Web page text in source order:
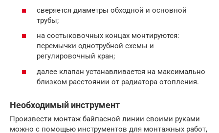
сверяется диаметры обходной и основной
трубы;
на состыковочных концах монтируются:
перемычки однотрубной схемы и
регулировочный кран;
далее клапан устанавливается на максимально
близком расстоянии от радиатора отопления.
Необходимый инструмент
Произвести монтаж байпасной линии своими руками
можно с помощью инструментов для монтажных работ,